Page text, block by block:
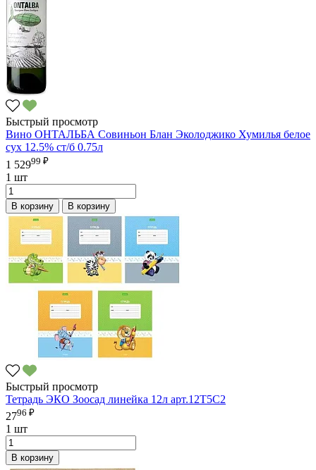
Быстрый просмотр
Вино ОНТАЛЬБА Совиньон Блан Эколоджико Хумилья белое
сух 12.5% ст/б 0.75л
1 52999 ₽
1 шт
В корзину В корзину
Быстрый просмотр
Тетрадь ЭКО Зоосад линейка 12л арт.12Т5С2
2796 ₽
1 шт
В корзину